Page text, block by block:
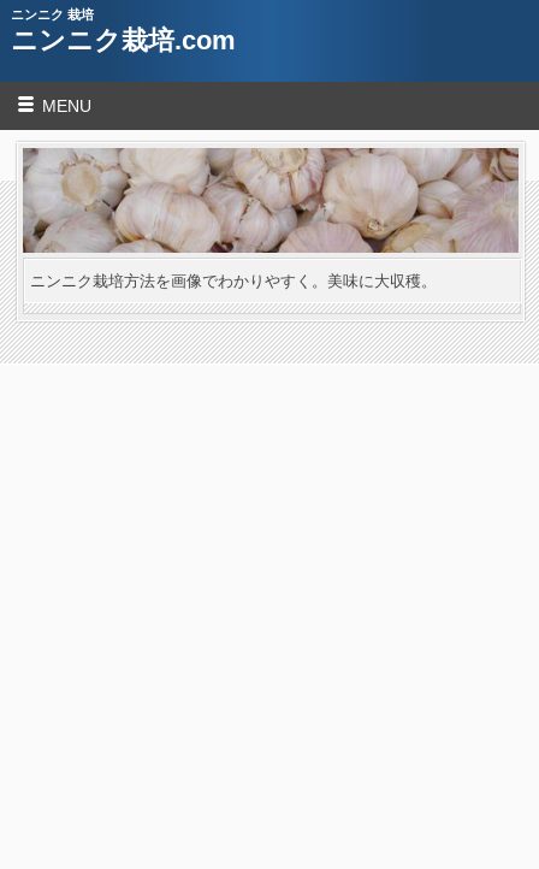
ニンニク 栽培
ニンニク栽培.com
MENU
ニンニク栽培方法を画像でわかりやすく。美味に大収穫。